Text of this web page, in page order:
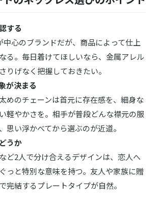
ライオンハート
ネックレス シルバー925
ライオンハート
チェーン K10ゴールド
ライオンハート
アネックレス シルバー シルバ
商品詳細はこちら
イオンハート
チャーマンテルチェーン アン
商品詳細はこちら
ライオンハート
ネックレス K10ゴールド 商品詳細はこちら
する
中心のブランドだが、商品によって仕上
る。毎日着けてほしいなら、金属アレル
りげなく把握しておきたい。
が決まる
めのチェーンは首元に存在感を、細身な
軽やかさを。相手が普段どんな襟元の服
思い浮かべてから選ぶのが近道。
うか
ど2人で分け合えるデザインは、恋人へ
っと特別な意味を持つ。友人や家族に贈
完結するプレートタイプが自然。